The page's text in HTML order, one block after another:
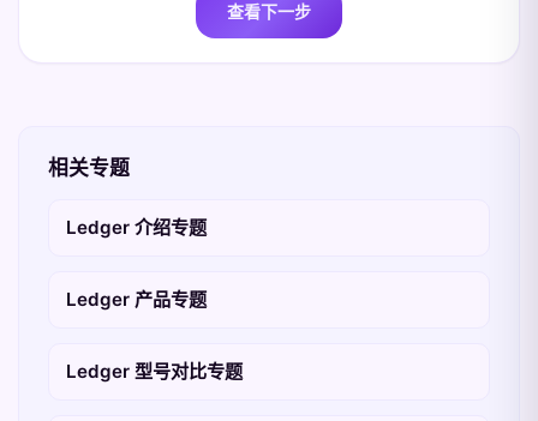
查看下一步
相关专题
Ledger 介绍专题
Ledger 产品专题
Ledger 型号对比专题